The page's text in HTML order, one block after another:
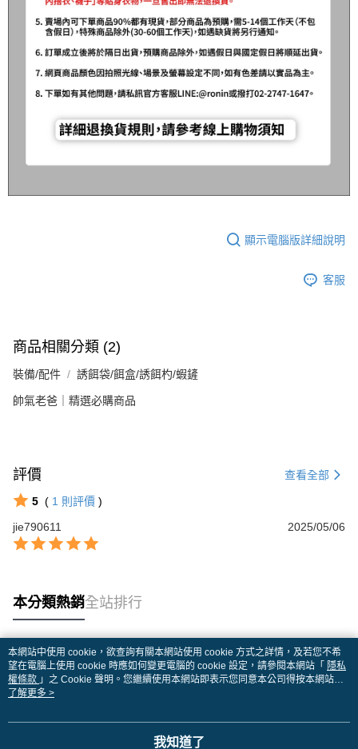
顯示電腦版詳細說明
客服
商品相關分類 (2)
裝備/配件 誘餌袋/餌盒/誘餌杓/蝦鏟
帥氣老爸｜精選必購商品
評價 查看全部
5 ( 1 則評價 )
jie790611
2025/05/06
本分類熱銷全站排行
熱門標籤
本網站中使用 cookie，欲查詢有關本網站使用 cookie 方式之詳情，及若您不希
望在電腦上使用 cookie 時應如何變更電腦的 cookie 設定，請參閱本網站「 隱私
權條款 」之 Cookie 聲明。您繼續使用本網站即表示您同意本公司得按本網站使
用條款之 Cookie 聲明使用 cookie。
了解更多 >
我知道了